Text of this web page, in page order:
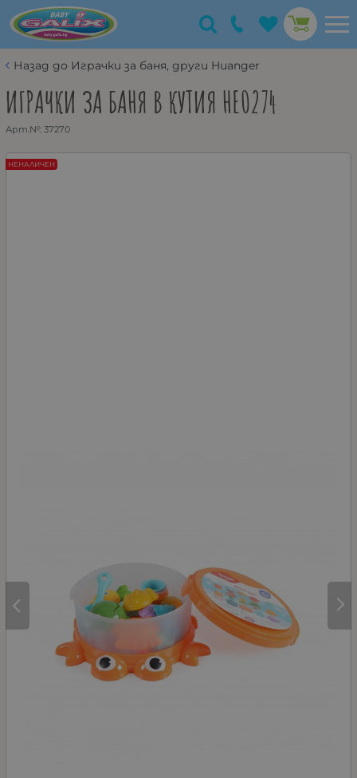
Назад до Играчки за баня, други Huanger
ИГРАЧКИ ЗА БАНЯ В КУТИЯ HE0274
Арт.№: 37270
НЕНАЛИЧЕН